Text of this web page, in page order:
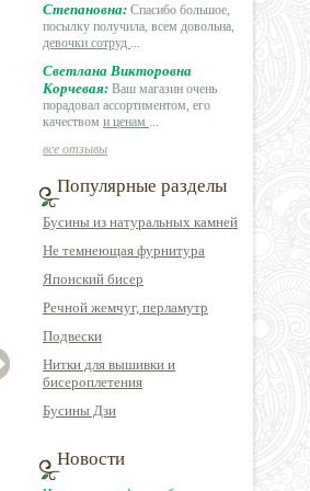
коралл круглый
Степановна: Спасибо большое,
посылку получила, всем довольна,
девочки сотруд ...
Светлана Викторовна
Корчевая: Ваш магазин очень
порадовал ассортиментом, его
качеством и ценам ...
все отзывы
Популярные разделы
Бусины из натуральных камней
Не темнеющая фурнитура
Японский бисер
Речной жемчуг, перламутр
Подвески
Нитки для вышивки и
бисероплетения
Бусины Дзи
Новости